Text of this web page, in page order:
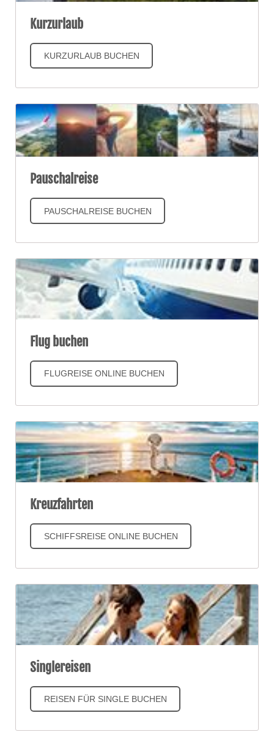
Kurzurlaub
KURZURLAUB BUCHEN
Pauschalreise
PAUSCHALREISE BUCHEN
Flug buchen
FLUGREISE ONLINE BUCHEN
Kreuzfahrten
SCHIFFSREISE ONLINE BUCHEN
Singlereisen
REISEN FÜR SINGLE BUCHEN